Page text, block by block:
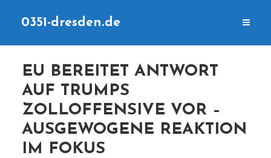
0351-dresden.de
EU BEREITET ANTWORT
AUF TRUMPS
ZOLLOFFENSIVE VOR –
AUSGEWOGENE REAKTION
IM FOKUS